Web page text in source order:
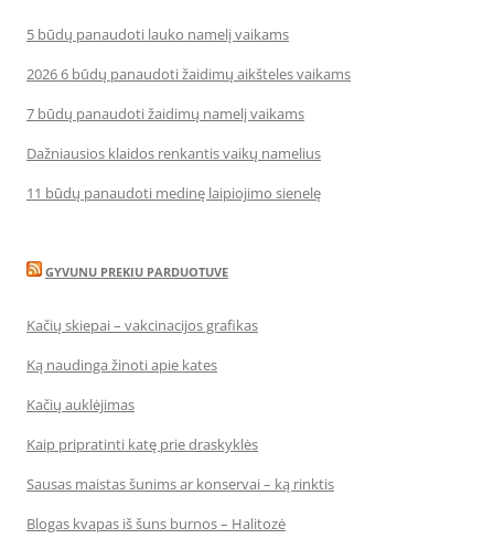
5 būdų panaudoti lauko namelį vaikams
2026 6 būdų panaudoti žaidimų aikšteles vaikams
7 būdų panaudoti žaidimų namelį vaikams
Dažniausios klaidos renkantis vaikų namelius
11 būdų panaudoti medinę laipiojimo sienelę
GYVUNU PREKIU PARDUOTUVE
Kačių skiepai – vakcinacijos grafikas
Ką naudinga žinoti apie kates
Kačių auklėjimas
Kaip pripratinti katę prie draskyklės
Sausas maistas šunims ar konservai – ką rinktis
Blogas kvapas iš šuns burnos – Halitozė